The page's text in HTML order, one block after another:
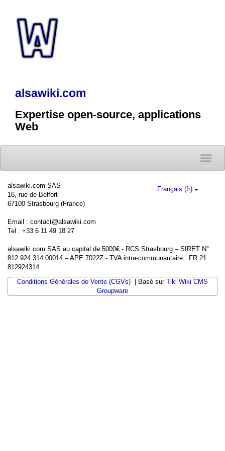
alsawiki.com
Expertise open-source, applications
Web
Toggle
Français (fr)
alsawiki.com SAS
16, rue de Belfort
67100 Strasbourg (France)
Email : contact@alsawiki.com
Tel : +33 6 11 49 18 27
alsawiki.com SAS au capital de 5000€ - RCS Strasbourg – SIRET N°
812 924 314 00014 – APE 7022Z - TVA intra-communautaire : FR 21
812924314
Conditions Générales de Vente (CGVs) | Basé sur Tiki Wiki CMS
Groupware